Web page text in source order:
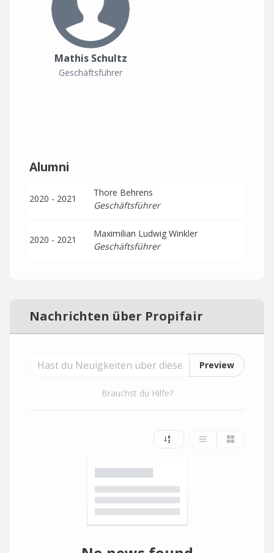
Mathis Schultz
Geschäftsführer
Alumni
2020 - 2021
Thore Behrens
Geschäftsführer
2020 - 2021
Maximilian Ludwig Winkler
Geschäftsführer
Nachrichten über Propifair
Preview
Brauchst du Hilfe?